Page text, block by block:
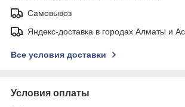
Самовывоз
Яндекс-доставка в городах Алматы и
Все условия доставки
Условия оплаты